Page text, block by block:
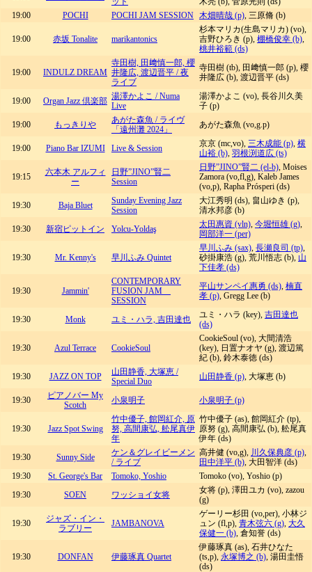
19:00
POCHI POCHI JAM SESSION 木畑晴哉 (p), 三原脩 (b)
19:00 赤坂 Tonalite marikantonics
杉本マリカ(生島マリカ) (vo),
吉野ひろき (p), 棚橋俊幸 (b),
桃井裕範 (ds)
19:00 INDULZ DREAM
寺田樹, 田﨑慎一郎, 櫻
井隆広, 渡辺晋平 / 夜
ライブ
寺田樹 (tb), 田﨑慎一郎 (p), 櫻
井隆広 (b), 渡辺晋平 (ds)
19:00 Organ Jazz 倶楽部 湯澤かよこ / Numa
Live
湯澤かよこ (vo), 長谷川久美
子 (p)
19:00
もっきりや
あがた森魚 / ライヴ
「遠州灘 2024」
あがた森魚 (vo,g.p)
19:00 Piano Bar IZUMI Live & Session 京京 (mc,vo), 三木成能 (p), 横
山裕 (b), 羽根渕道広 (ts)
19:15
六本木 アルフィ
ー
日野”JINO”賢二
Session
日野”JINO”賢二 (el-b), Moises
Zamora (vo,fl,g), Kaleb James
(vo,p), Rapha Prósperi (ds)
19:30
Baja Bluet
Sunday Evening Jazz
Session
大江秀明 (ds), 畠山ゆき (p),
清水邦彦 (b)
19:30
新宿ピットイン Yolcu-Yoldaş 太田惠資 (vln), 今堀恒雄 (g),
岡部洋一 (per)
19:30 Mr. Kenny's 早川ふみ Quintet
早川ふみ (sax), 長瀬良司 (tp),
砂掛康浩 (g), 荒川悟志 (b), 山
下佳孝 (ds)
19:30 Jammin'
CONTEMPORARY
FUSION JAM
SESSION
平山サンペイ惠勇 (ds), 楠直
孝 (p), Gregg Lee (b)
19:30 Monk ユミ・ハラ, 吉田達也 ユミ・ハラ (key), 吉田達也
(ds)
19:30 Azul Terrace CookieSoul
CookieSoul (vo), 大間清浩
(key), 日置ナオヤ (g), 渡辺篤
紀 (b), 鈴木泰徳 (ds)
19:30
JAZZ ON TOP
山田静香, 大塚恵 /
Special Duo
山田静香 (p), 大塚恵 (b)
19:30
ピアノバー My
Scotch
小泉明子 小泉明子 (p)
19:30 Jazz Spot Swing
竹中優子, 館岡紅介, 原
努, 高間康弘, 舩尾真伊
年
竹中優子 (as), 館岡紅介 (tp),
原努 (g), 高間康弘 (b), 舩尾真
伊年 (ds)
19:30
Sunny Side
ケン＆グレイビーメン
/ ライブ
高井健 (vo,g), 川久保典彦 (p),
田中洋平 (b), 大田智洋 (ds)
19:30
St. George's Bar Tomoko, Yoshio
Tomoko (vo), Yoshio (p)
19:30
SOEN ワッショイ女将
女将 (p), 澤田ユカ (vo), zazou
(g)
19:30
ジャズ・イン・
ラブリー
JAMBANOVA
ゲーリー杉田 (vo,per), 小林ジ
ュン (fl,p), 青木弦六 (g), 大久
保健一 (b), 倉知誉 (ds)
19:30 DONFAN 伊藤琢真 Quartet
伊藤琢真 (as), 石井ひなた
(ts,p), 永塚博之 (b), 湯田圭悟
(ds)